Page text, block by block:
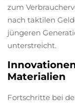
zum
nach taktilen
jüngeren
unterstreicht.
Materialien
Fortschritte bei